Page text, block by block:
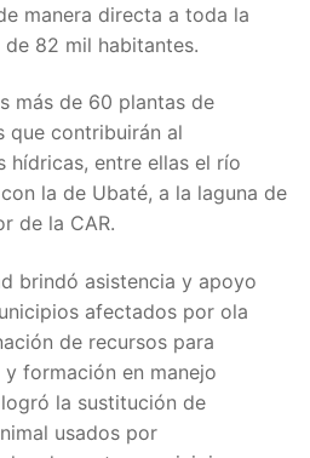
manera directa a toda la
82 mil habitantes.
más de 60 plantas de
que contribuirán al
hídricas, entre ellas el río
la de Ubaté, a la laguna de
de la CAR.
brindó asistencia y apoyo
afectados por ola
de recursos para
formación en manejo
la sustitución de
usados por